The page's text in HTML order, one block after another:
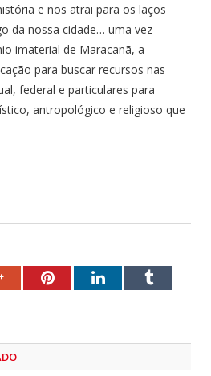
e nos atrai para os laços
da nossa cidade… uma vez
imaterial de Maracanã, a
para buscar recursos nas
federal e particulares para
antropológico e religioso que
Google+PinterestLinkedInTumblr